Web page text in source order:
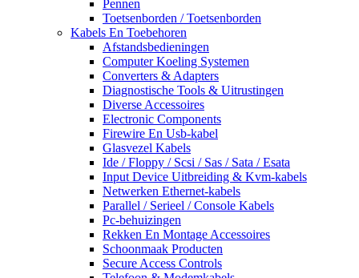
Pennen
Toetsenborden / Toetsenborden
Kabels En Toebehoren
Afstandsbedieningen
Computer Koeling Systemen
Converters & Adapters
Diagnostische Tools & Uitrustingen
Diverse Accessoires
Electronic Components
Firewire En Usb-kabel
Glasvezel Kabels
Ide / Floppy / Scsi / Sas / Sata / Esata
Input Device Uitbreiding & Kvm-kabels
Netwerken Ethernet-kabels
Parallel / Serieel / Console Kabels
Pc-behuizingen
Rekken En Montage Accessoires
Schoonmaak Producten
Secure Access Controls